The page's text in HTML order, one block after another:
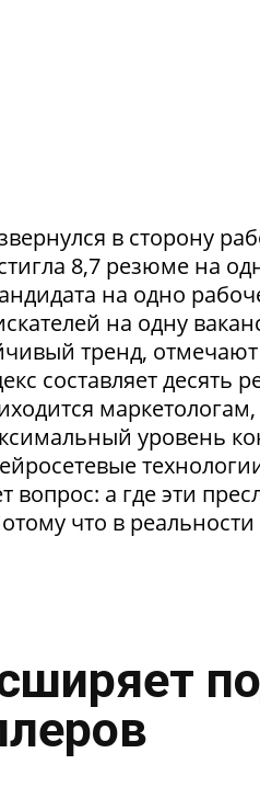
в сторону
8,7 резюме на
на одно
на одну
тренд,
составляет десять
уровень
а где эти
что в